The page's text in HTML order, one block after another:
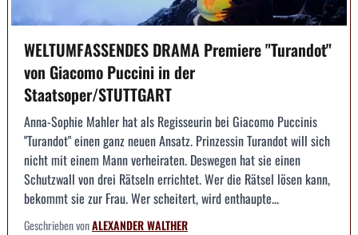
WELTUMFASSENDES DRAMA Premiere "Turandot"
von Giacomo Puccini in der
Staatsoper/STUTTGART
Anna-Sophie Mahler hat als Regisseurin bei Giacomo Puccinis
"Turandot" einen ganz neuen Ansatz. Prinzessin Turandot will sich
nicht mit einem Mann verheiraten. Deswegen hat sie einen
Schutzwall von drei Rätseln errichtet. Wer die Rätsel lösen kann,
bekommt sie zur Frau. Wer scheitert, wird enthaupte...
Geschrieben vonALEXANDER WALTHER